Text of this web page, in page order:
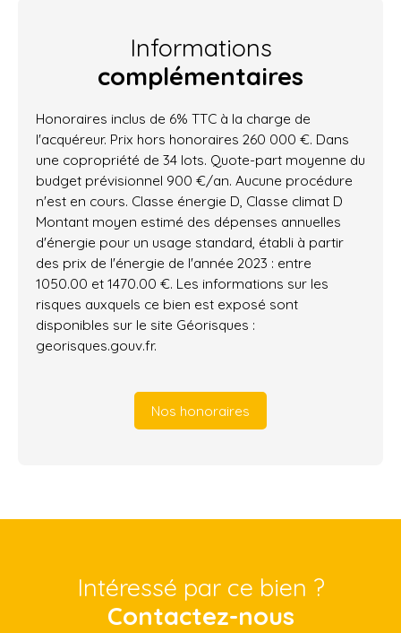
Informations
complémentaires
Honoraires inclus de 6% TTC à la charge de
l'acquéreur. Prix hors honoraires 260 000 €. Dans
une copropriété de 34 lots. Quote-part moyenne du
budget prévisionnel 900 €/an. Aucune procédure
n'est en cours. Classe énergie D, Classe climat D
Montant moyen estimé des dépenses annuelles
d'énergie pour un usage standard, établi à partir
des prix de l'énergie de l'année 2023 : entre
1050.00 et 1470.00 €. Les informations sur les
risques auxquels ce bien est exposé sont
disponibles sur le site Géorisques :
georisques.gouv.fr.
Nos honoraires
Intéressé par ce bien ?
Contactez-nous